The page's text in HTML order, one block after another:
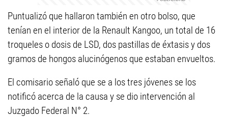
Puntualizó que hallaron también en otro bolso, que
tenían en el interior de la Renault Kangoo, un total de 16
troqueles o dosis de LSD, dos pastillas de éxtasis y dos
gramos de hongos alucinógenos que estaban envueltos.
El comisario señaló que se a los tres jóvenes se los
notificó acerca de la causa y se dio intervención al
Juzgado Federal N° 2.